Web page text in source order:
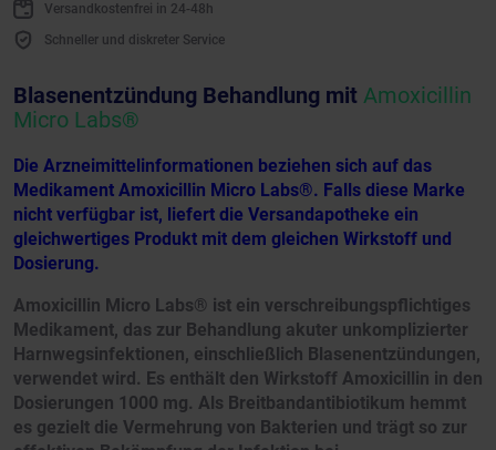
Versandkostenfrei in 24-48h
Schneller und diskreter Service
Blasenentzündung Behandlung mit Amoxicillin
Micro Labs®
Die Arzneimittelinformationen beziehen sich auf das
Medikament Amoxicillin Micro Labs®. Falls diese Marke
nicht verfügbar ist, liefert die Versandapotheke ein
gleichwertiges Produkt mit dem gleichen Wirkstoff und
Dosierung.
Amoxicillin Micro Labs® ist ein verschreibungspflichtiges
Medikament, das zur Behandlung akuter unkomplizierter
Harnwegsinfektionen, einschließlich Blasenentzündungen,
verwendet wird. Es enthält den Wirkstoff Amoxicillin in den
Dosierungen 1000 mg. Als Breitbandantibiotikum hemmt
es gezielt die Vermehrung von Bakterien und trägt so zur